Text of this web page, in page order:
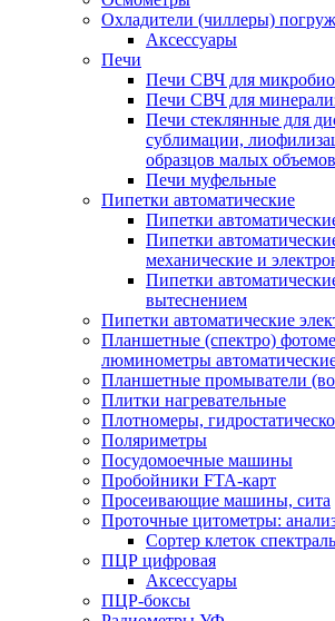
Охладители (чиллеры)
Аксессуары
Печи
Печи СВЧ для
Печи СВЧ для
Печи стеклянные для
сублимации,
образцов малых объемов
Печи муфельные
Пипетки автоматические
Пипетки
Пипетки
механические и
Пипетки
вытеснением
Пипетки автоматические
Планшетные (спектро)
люминометры
Планшетные промыватели
Плитки нагревательные
Плотномеры,
Поляриметры
Посудомоечные машины
Пробойники FTA-карт
Просеивающие машины, сита
Проточные цитометры:
Сортер клеток
ПЦР цифровая
Аксессуары
ПЦР-боксы